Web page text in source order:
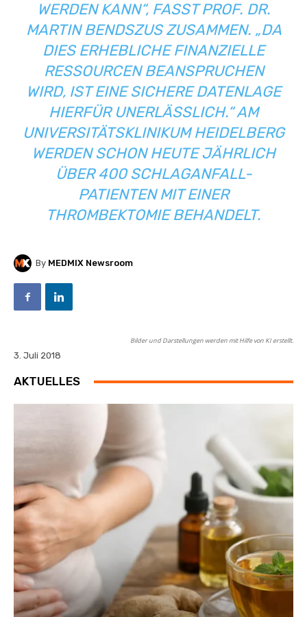
RDEN KANN“, FASST PROF. DR. MA
RTIN BENDSZUS ZUSAMMEN. „DA DI
ES ERHEBLICHE FINANZIELLE RE
SSOURCEN BEANSPRUCHEN WI
RD, IST EINE SICHERE DATENLAGE HI
ERFÜR UNERLÄSSLICH.“ AM UN
IVERSITÄTSKLINIKUM HEIDELBERG WE
RDEN SCHON HEUTE JÄHRLICH ÜB
ER 400 SCHLAGANFALL-PA
TIENTEN MIT EINER TH
ROMBEKTOMIE BEHANDELT.
By MEDMIX Newsroom
Bilder und Darstellungen werden mit Hilfe von KI erstellt.
3. Juli 2018
AKTUELLES